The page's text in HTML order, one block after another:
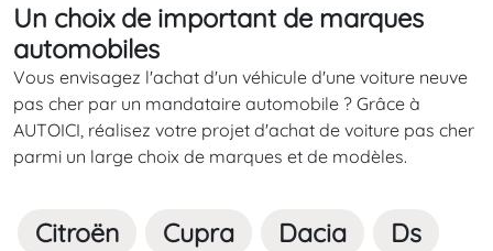
Un choix de important de marques
automobiles
Vous envisagez l'achat d'un véhicule d'une voiture neuve
pas cher par un mandataire automobile ? Grâce à
AUTOICI, réalisez votre projet d'achat de voiture pas cher
parmi un large choix de marques et de modèles.
Citroën Cupra Dacia
Ds